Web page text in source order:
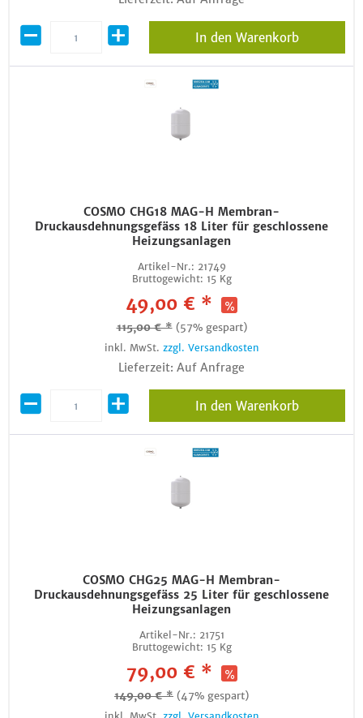
In den Warenkorb
COSMO CHG18 MAG-H Membran-
Druckausdehnungsgefäss 18 Liter für geschlossene
Heizungsanlagen
Artikel-Nr.: 21749
Bruttogewicht: 15 Kg
49,00 € *
115,00 € * (57% gespart)
inkl. MwSt. zzgl. Versandkosten
Lieferzeit: Auf Anfrage
In den Warenkorb
COSMO CHG25 MAG-H Membran-
Druckausdehnungsgefäss 25 Liter für geschlossene
Heizungsanlagen
Artikel-Nr.: 21751
Bruttogewicht: 15 Kg
79,00 € *
149,00 € * (47% gespart)